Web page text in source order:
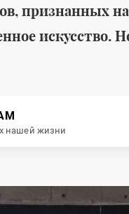
и
от THG
признанных
искусство.
нашей жизни